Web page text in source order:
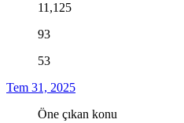
11,125
93
53
Tem 31, 2025
Öne çıkan konu